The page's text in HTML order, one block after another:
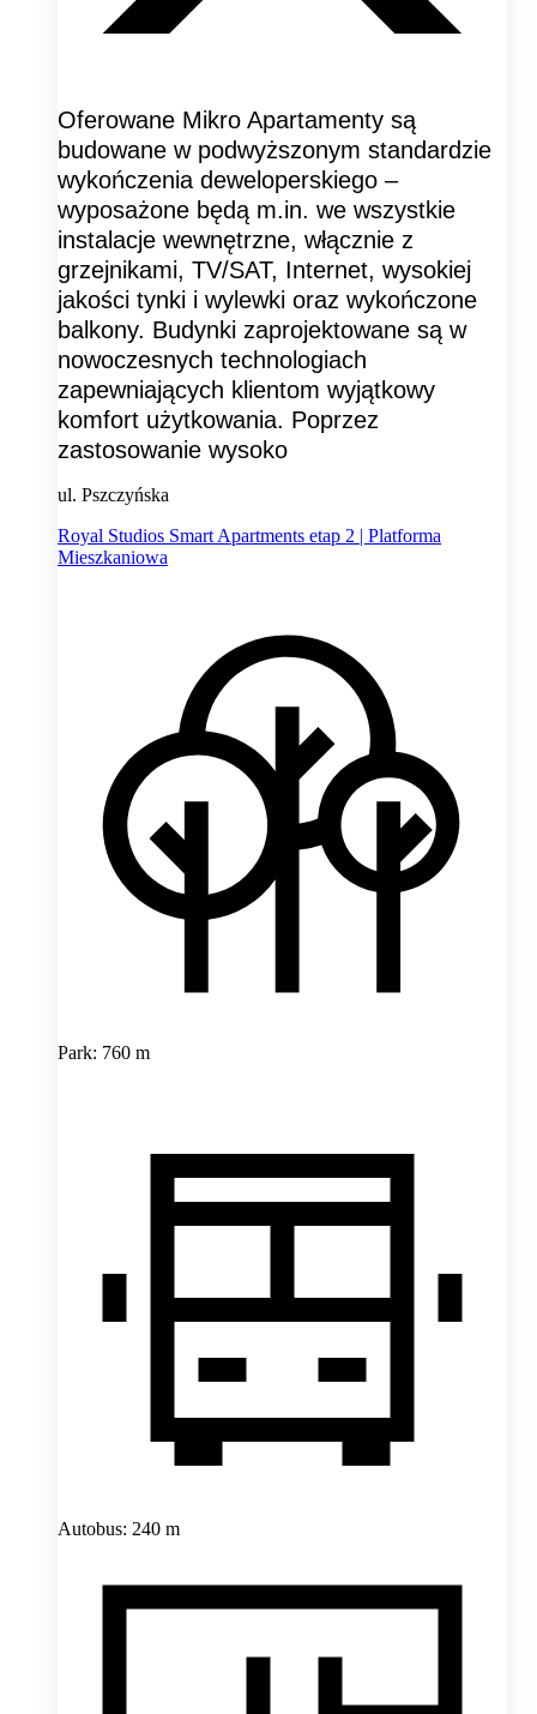
Oferowane Mikro Apartamenty są
budowane w podwyższonym standardzie
wykończenia deweloperskiego –
wyposażone będą m.in. we wszystkie
instalacje wewnętrzne, włącznie z
grzejnikami, TV/SAT, Internet, wysokiej
jakości tynki i wylewki oraz wykończone
balkony. Budynki zaprojektowane są w
nowoczesnych technologiach
zapewniających klientom wyjątkowy
komfort użytkowania. Poprzez
zastosowanie wysoko
ul. Pszczyńska
Royal Studios Smart Apartments etap 2 | Platforma
Mieszkaniowa
Park: 760 m
Autobus: 240 m